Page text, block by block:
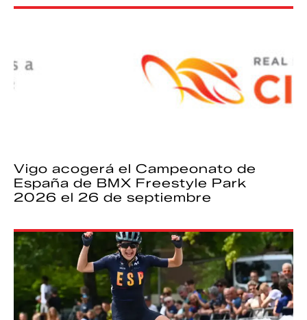
Vigo acogerá el Campeonato de
España de BMX Freestyle Park
2026 el 26 de septiembre